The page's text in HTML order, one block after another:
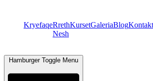
KryefaqeRreth
Nesh
KursetGaleriaBlogKontakt
Hamburger Toggle Menu